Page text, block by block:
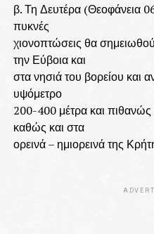
β. Τη Δευτέρα (Θεοφάνεια
πυκνές
χιονοπτώσεις θα
την Εύβοια και
στα νησιά του βορείου και
υψόμετρο
200-400 μέτρα και πιθανώς
καθώς και στα
ορεινά – ημιορεινά της